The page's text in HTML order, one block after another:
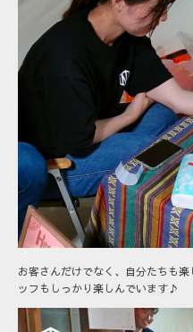
お客さんだけでなく、自分たちも
ッフもしっかり楽しんでいます♪